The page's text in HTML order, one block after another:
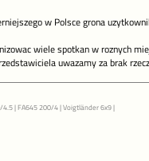
w Polsce grona
wiele spotkan w roznych
uwazamy za brak
| FA645 200/4 | Voigtländer 6x9 |